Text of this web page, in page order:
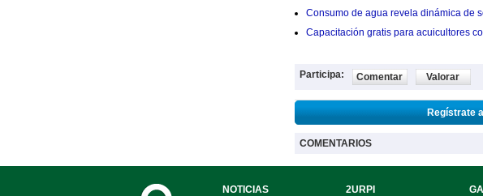
Consumo de agua revela dinámica de
Capacitación gratis para acuicultores
Participa: Comentar Valorar
Regístrate
COMENTARIOS
NOTICIAS
2URPI